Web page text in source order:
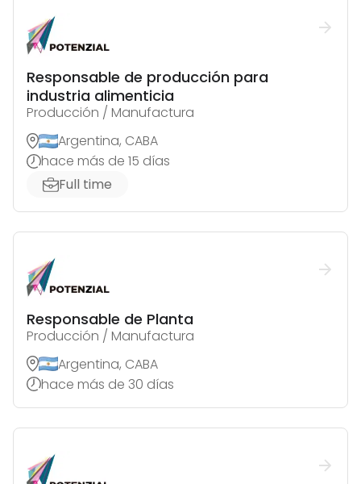
Responsable de producción para
industria alimenticia
Producción / Manufactura
Argentina, CABA
hace más de 15 días
Full time
Responsable de Planta
Producción / Manufactura
Argentina, CABA
hace más de 30 días